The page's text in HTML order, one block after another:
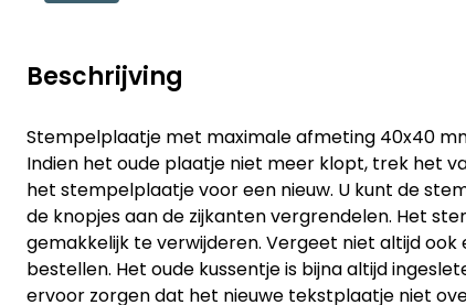
Beschrijving
Stempelplaatje met maximale afmeting 40x40
Indien het oude plaatje niet meer klopt, trek het
het stempelplaatje voor een nieuw. U kunt de
de knopjes aan de zijkanten vergrendelen. Het
gemakkelijk te verwijderen. Vergeet niet altijd ook
bestellen. Het oude kussentje is bijna altijd
ervoor zorgen dat het nieuwe tekstplaatje niet